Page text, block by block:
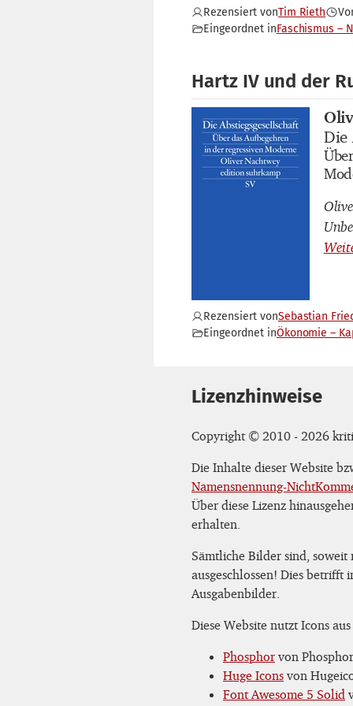
Rezensiert vonTim Rieth
Eingeordnet inFaschismus –
Hartz IV und der
Die
Rezensiert vonSebastian
Eingeordnet inÖkonomie –
Lizenzhinweise
Copyright © 2010 - 2026
Die Inhalte dieser Website
Namensnennung-
Über diese Lizenz
erhalten.
Sämtliche Bilder sind, soweit
ausgeschlossen! Dies betrifft
Ausgabenbilder.
Diese Website nutzt Icons
Phosphor von
Huge Icons von
Font Awesome 5 Solid